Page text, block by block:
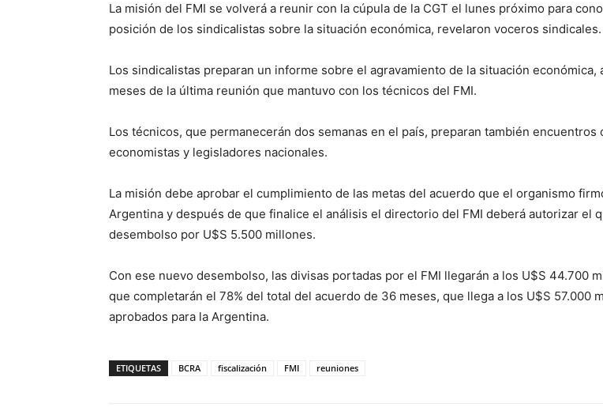
La misión del FMI se volverá a reunir con la cúpula de la CGT el lunes próximo para
posición de los sindicalistas sobre la situación económica, revelaron voceros sindicales.
Los sindicalistas preparan un informe sobre el agravamiento de la situación económica,
meses de la última reunión que mantuvo con los técnicos del FMI.
Los técnicos, que permanecerán dos semanas en el país, preparan también encuentros
economistas y legisladores nacionales.
La misión debe aprobar el cumplimiento de las metas del acuerdo que el organismo
Argentina y después de que finalice el análisis el directorio del FMI deberá autorizar el
desembolso por U$S 5.500 millones.
Con ese nuevo desembolso, las divisas portadas por el FMI llegarán a los U$S 44.700
que completarán el 78% del total del acuerdo de 36 meses, que llega a los U$S 57.000
aprobados para la Argentina.
ETIQUETAS BCRA fiscalización FMI reuniones